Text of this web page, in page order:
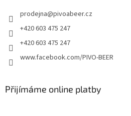
prodejna@pivoabeer.cz
+420 603 475 247
+420 603 475 247
www.facebook.com/PIVO-BEER
Přijímáme online platby